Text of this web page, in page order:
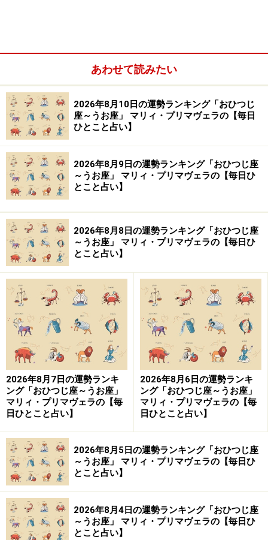
【編集部おすすめの購入サイト】
Amazonで占い関連の商品をチェック！
楽天市場で占い関連の商品をチェック！
あわせて読みたい
2026年8月10日の運勢ランキング「おひつじ
座～うお座」 マリィ・プリマヴェラの【毎日
ひとこと占い】
2026年8月9日の運勢ランキング「おひつじ座
～うお座」 マリィ・プリマヴェラの【毎日ひ
とこと占い】
2026年8月8日の運勢ランキング「おひつじ座
～うお座」 マリィ・プリマヴェラの【毎日ひ
とこと占い】
2026年8月7日の運勢ランキ
ング「おひつじ座～うお座」
マリィ・プリマヴェラの【毎
日ひとこと占い】
2026年8月6日の運勢ランキ
ング「おひつじ座～うお座」
マリィ・プリマヴェラの【毎
日ひとこと占い】
2026年8月5日の運勢ランキング「おひつじ座
～うお座」 マリィ・プリマヴェラの【毎日ひ
とこと占い】
2026年8月4日の運勢ランキング「おひつじ座
～うお座」 マリィ・プリマヴェラの【毎日ひ
とこと占い】